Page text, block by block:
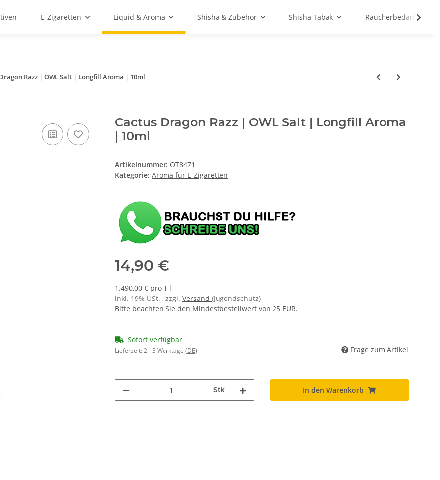
E-Zigaretten Liquid & Aroma Shisha & Zubehör Shisha Tabak Raucherbedarf
Razz | OWL Salt | Longfill Aroma | 10ml
Cactus Dragon Razz | OWL Salt | Longfill Aroma
| 10ml
Artikelnummer: OT8471
Kategorie: Aroma für E-Zigaretten
14,90 €
1.490,00 € pro 1 l
inkl. 19% USt. , zzgl. Versand (Jugendschutz)
Bitte beachten Sie den Mindestbestellwert von 25 EUR.
Sofort verfügbar
Lieferzeit:2 - 3 Werktage (DE) Frage zum Artikel
Stk In den Warenkorb